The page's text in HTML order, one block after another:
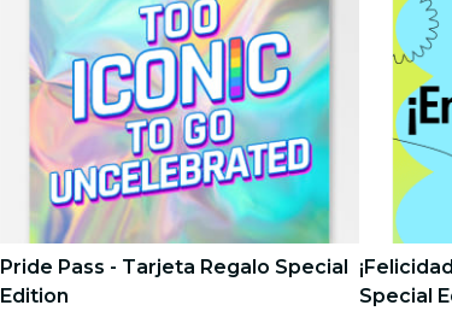
Pride Pass - Tarjeta Regalo Special
Edition
Special